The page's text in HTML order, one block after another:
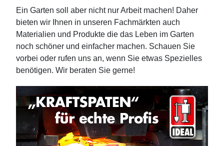
Ein Garten soll aber nicht nur Arbeit machen! Daher
bieten wir Ihnen in unseren Fachmärkten auch
Materialien und Produkte die das Leben im Garten
noch schöner und einfacher machen. Schauen Sie
vorbei oder rufen uns an, wenn Sie etwas Spezielles
benötigen. Wir beraten Sie gerne!